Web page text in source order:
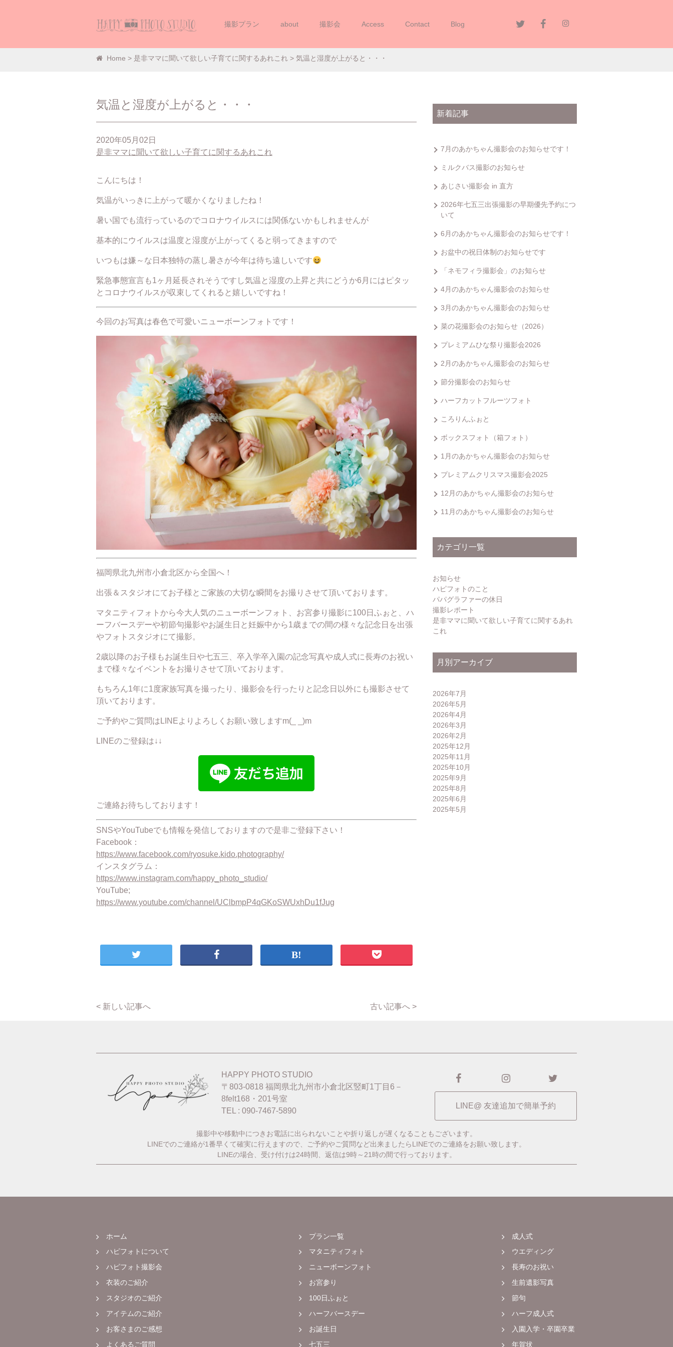
撮影プラン about 撮影会 Access Contact Blog
Home > 是非ママに聞いて欲しい子育てに関するあれこれ > 気温と湿度が上がると・・・
気温と湿度が上がると・・・
2020年05月02日
是非ママに聞いて欲しい子育てに関するあれこれ
こんにちは！
気温がいっきに上がって暖かくなりましたね！
暑い国でも流行っているのでコロナウイルスには関係ないかもしれませんが
基本的にウイルスは温度と湿度が上がってくると弱ってきますので
いつもは嫌～な日本独特の蒸し暑さが今年は待ち遠しいです
緊急事態宣言も1ヶ月延長されそうですし気温と湿度の上昇と共にどうか6月にはピタッ
とコロナウイルスが収束してくれると嬉しいですね！
今回のお写真は春色で可愛いニューボーンフォトです！
福岡県北九州市小倉北区から全国へ！
出張＆スタジオにてお子様とご家族の大切な瞬間をお撮りさせて頂いております。
マタニティフォトから今大人気のニューボーンフォト、お宮参り撮影に100日ふぉと、ハ
ーフバースデーや初節句撮影やお誕生日と妊娠中から1歳までの間の様々な記念日を出張
やフォトスタジオにて撮影。
2歳以降のお子様もお誕生日や七五三、卒入学卒入園の記念写真や成人式に長寿のお祝い
まで様々なイベントをお撮りさせて頂いております。
もちろん1年に1度家族写真を撮ったり、撮影会を行ったりと記念日以外にも撮影させて
頂いております。
ご予約やご質問はLINEよりよろしくお願い致しますm(_ _)m
LINEのご登録は↓↓
ご連絡お待ちしております！
SNSやYouTubeでも情報を発信しておりますので是非ご登録下さい！
Facebook：
https://www.facebook.com/ryosuke.kido.photography/
インスタグラム：
https://www.instagram.com/happy_photo_studio/
YouTube;
https://www.youtube.com/channel/UClbmpP4qGKoSWUxhDu1fJug
< 新しい記事へ 古い記事へ >
新着記事
7月のあかちゃん撮影会のお知らせです！
ミルクバス撮影のお知らせ
あじさい撮影会 in 直方
2026年七五三出張撮影の早期優先予約につ
いて
6月のあかちゃん撮影会のお知らせです！
お盆中の祝日体制のお知らせです
「ネモフィラ撮影会」のお知らせ
4月のあかちゃん撮影会のお知らせ
3月のあかちゃん撮影会のお知らせ
菜の花撮影会のお知らせ（2026）
プレミアムひな祭り撮影会2026
2月のあかちゃん撮影会のお知らせ
節分撮影会のお知らせ
ハーフカットフルーツフォト
ころりんふぉと
ボックスフォト（箱フォト）
1月のあかちゃん撮影会のお知らせ
プレミアムクリスマス撮影会2025
12月のあかちゃん撮影会のお知らせ
11月のあかちゃん撮影会のお知らせ
カテゴリ一覧
お知らせ
ハピフォトのこと
パパグラファーの休日
撮影レポート
是非ママに聞いて欲しい子育てに関するあれ
これ
月別アーカイブ
2026年7月
2026年5月
2026年4月
2026年3月
2026年2月
2025年12月
2025年11月
2025年10月
2025年9月
2025年8月
2025年6月
2025年5月
HAPPY PHOTO STUDIO
〒803-0818 福岡県北九州市小倉北区竪町1丁目6－
8felt168・201号室
TEL : 090-7467-5890
LINE@ 友達追加で簡単予約
撮影中や移動中につきお電話に出られないことや折り返しが遅くなることもございます。
LINEでのご連絡が1番早くて確実に行えますので、ご予約やご質問など出来ましたらLINEでのご連絡をお願い致します。
LINEの場合、受け付けは24時間、返信は9時～21時の間で行っております。
ホーム
ハピフォトについて
ハピフォト撮影会
衣装のご紹介
スタジオのご紹介
アイテムのご紹介
お客さまのご感想
よくあるご質問
プラン一覧
マタニティフォト
ニューボーンフォト
お宮参り
100日ふぉと
ハーフバースデー
お誕生日
七五三
成人式
ウエディング
長寿のお祝い
生前遺影写真
節句
ハーフ成人式
入園入学・卒園卒業
年賀状